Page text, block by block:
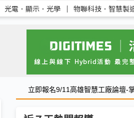
光電．顯示．光學 ｜ 物聯科技．智慧製
立即報名9/11高雄智慧工廠論壇-